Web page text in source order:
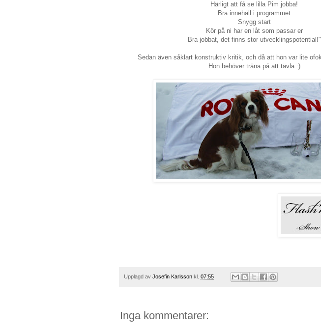
Härligt att få se lilla Pim jobba!
Bra innehåll i programmet
Snygg start
Kör på ni har en låt som passar er
Bra jobbat, det finns stor utvecklingspotential!"
Sedan även såklart konstruktiv kritik, och då att hon var lite
Hon behöver träna på att tävla :)
Upplagd av Josefin Karlsson kl. 07:55
Inga kommentarer: